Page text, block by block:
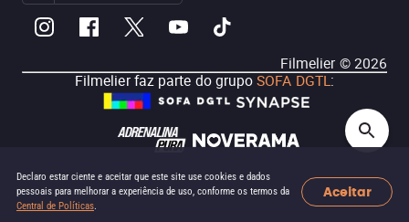
Declaro estar ciente e aceitar que este site use cookies e dados
pessoais para melhorar a experiência de uso, conforme os termos da
Central de Políticas.
Aceitar
Filmelier ©2026
Filmelier faz parte do grupoSOFA DGTL: